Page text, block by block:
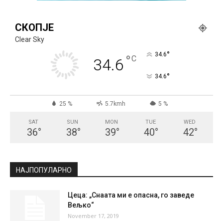
СКОПЈЕ
Clear Sky
34.6 °C 34.6°
34.6°
25 % 5.7kmh 5 %
SAT
36°
SUN
38°
MON
39°
TUE
40°
WED
42°
НАЈПОПУЛАРНО
Цеца: „Снаата ми е опасна, го заведе
Вељко“
November 17, 2019